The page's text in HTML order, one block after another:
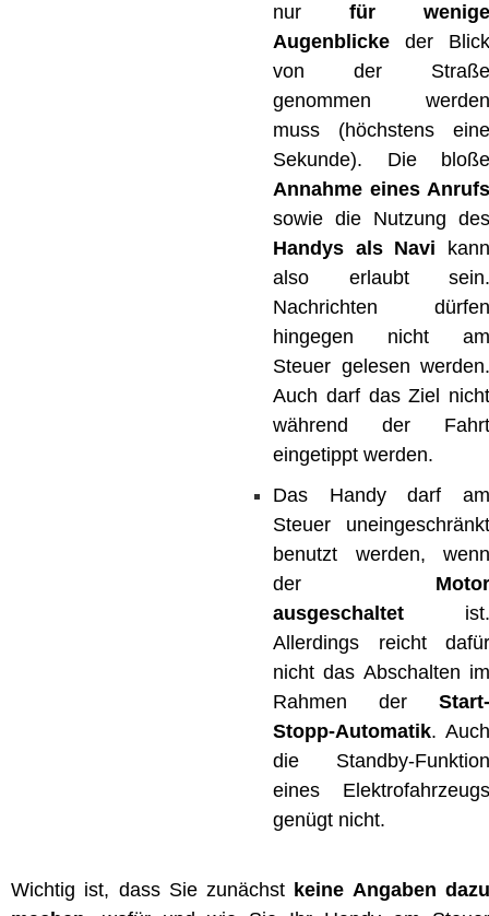
nur für wenige
Augenblicke der Blick
von der Straße
genommen werden
muss (höchstens eine
Sekunde). Die bloße
Annahme eines Anrufs
sowie die Nutzung des
Handys als Navi
also erlaubt sein.
Nachrichten dürfen
hingegen nicht am
Steuer gelesen werden.
Auch darf das Ziel nicht
während der Fahrt
eingetippt werden.
Das Handy darf am
Steuer uneingeschränkt
benutzt werden, wenn
der Motor
ausgeschaltet ist.
Allerdings reicht dafür
nicht das Abschalten im
Rahmen der Start-
Stopp-Automatik. Auch
die Standby-Funktion
eines Elektrofahrzeugs
genügt nicht.
Wichtig ist, dass Sie zunächst keine Angaben